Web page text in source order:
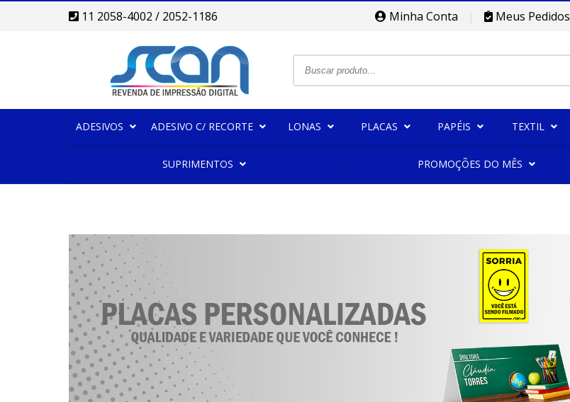
11 2058-4002 / 2052-1186 Minha Conta Meus Pedidos
ADESIVOS ADESIVO C/ RECORTE LONAS PLACAS PAPÉIS TEXTIL
SUPRIMENTOS PROMOÇÕES DO MÊS